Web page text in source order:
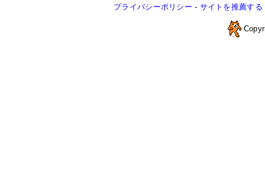
プライバシーポリシー - サイトを推薦する